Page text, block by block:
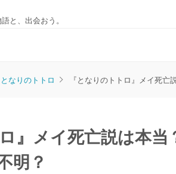
と、出会おう。
となりのトトロ 『となりのトトロ』メイ死
』メイ死亡説は本
明？